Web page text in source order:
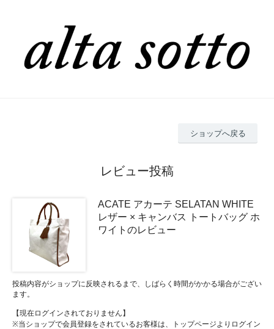
ショップへ戻る
レビュー投稿
ACATE アカーテ SELATAN WHITE
レザー × キャンバス トートバッグ ホ
ワイトのレビュー
投稿内容がショップに反映されるまで、しばらく時間がかかる場合がござい
ます。
【現在ログインされておりません】
※当ショップで会員登録をされているお客様は、トップページよりログイン